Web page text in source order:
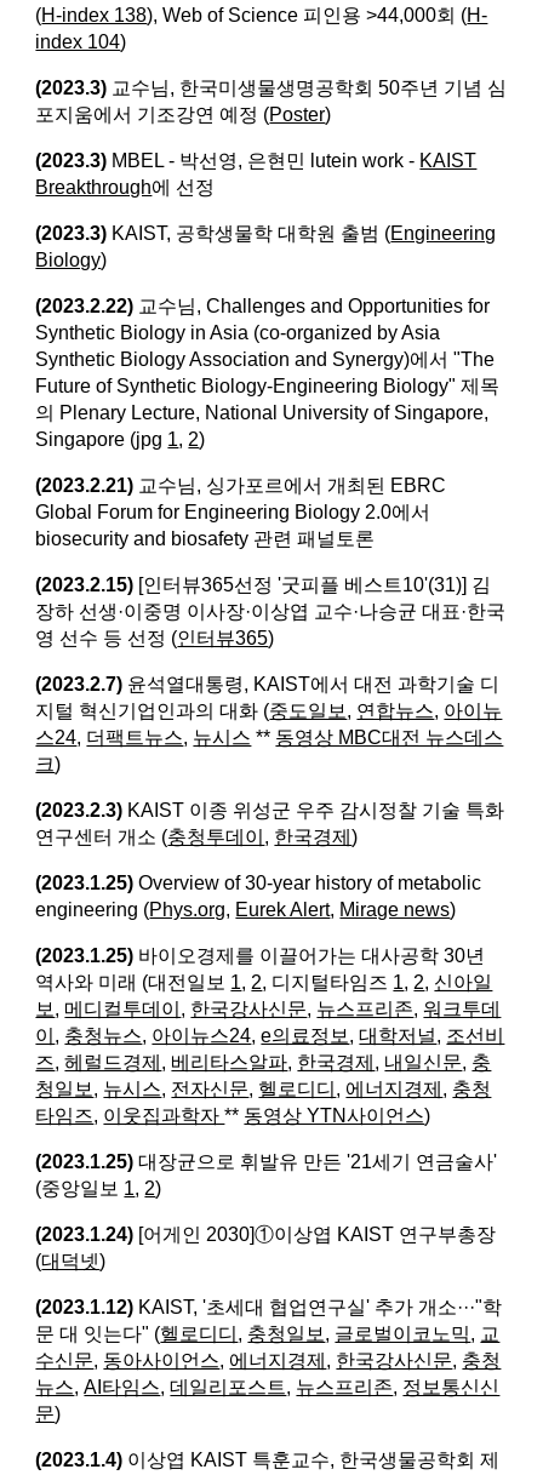
(H-index 138), Web of Science 피인용 >44,000회 (H-
index 104)
(2023.3) 교수님, 한국미생물생명공학회 50주년 기념 심
포지움에서 기조강연 예정 (Poster)
(2023.3) MBEL - 박선영, 은현민 lutein work - KAIST
Breakthrough에 선정
(2023.3) KAIST, 공학생물학 대학원 출범 (Engineering
Biology)
(2023.2.22) 교수님, Challenges and Opportunities for
Synthetic Biology in Asia (co-organized by Asia
Synthetic Biology Association and Synergy)에서 "The
Future of Synthetic Biology-Engineering Biology" 제목
의 Plenary Lecture, National University of Singapore,
Singapore (jpg 1, 2)
(2023.2.21) 교수님, 싱가포르에서 개최된 EBRC
Global Forum for Engineering Biology 2.0에서
biosecurity and biosafety 관련 패널토론
(2023.2.15) [인터뷰365선정 '굿피플 베스트10'(31)] 김
장하 선생·이중명 이사장·이상엽 교수·나승균 대표·한국
영 선수 등 선정 (인터뷰365)
(2023.2.7) 윤석열대통령, KAIST에서 대전 과학기술 디
지털 혁신기업인과의 대화 (중도일보 , 연합뉴스, 아이뉴
스24, 더팩트뉴스, 뉴시스 ** 동영상 MBC대전 뉴스데스
크)
(2023.2.3) KAIST 이종 위성군 우주 감시정찰 기술 특화
연구센터 개소 (충청투데이 , 한국경제)
(2023.1.25) Overview of 30-year history of metabolic
engineering (Phys.org, Eurek Alert, Mirage news)
(2023.1.25) 바이오경제를 이끌어가는 대사공학 30년
역사와 미래 (​대전일보 1, 2, 디지털타임즈 1, 2, 신아일
보 , 메디컬투데이 , 한국강사신문, 뉴스프리존,워크투데
이 , 충청뉴스, 아이뉴스24,e의료정보 ,대학저널, 조선비
즈,헤럴드경제 , 베리타스알파, 한국경제 , 내일신문, 충
청일보 , 뉴시스, 전자신문, 헬로디디 , 에너지경제 , 충청
타임즈, 이웃집과학자** 동영상 YTN사이언스)
(2023.1.25)대장균으로 휘발유 만든 '21세기 연금술사'
(중앙일보 1, 2)
(2023.1.24) [어게인 2030]①이상엽 KAIST 연구부총장
(대덕넷)
(2023.1.12) KAIST, '초세대 협업연구실' 추가 개소···"학
문 대 잇는다" (헬로디디 , 충청일보 , 글로벌이코노믹, 교
수신문, 동아사이언스, 에너지경제 , 한국강사신문, 충청
뉴스,AI타임스,데일리포스트, 뉴스프리존, 정보통신신
문)
(2023.1.4) 이상엽 KAIST 특훈교수, 한국생물공학회 제